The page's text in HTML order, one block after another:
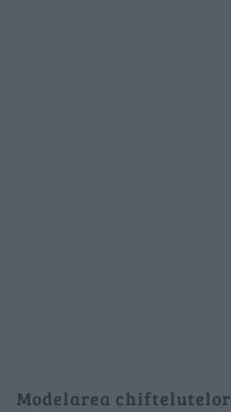
Modelarea chiftelutelor